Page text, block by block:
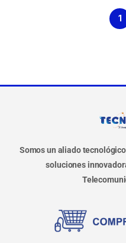
1
Somos un aliado
soluciones